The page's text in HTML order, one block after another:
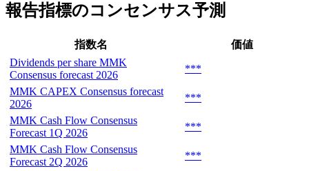
報告指標のコンセンサス予測
指数名
価値
Dividends per share MMK
Consensus forecast 2026
***
MMK CAPEX Consensus forecast
2026
***
MMK Cash Flow Consensus
Forecast 1Q 2026
***
MMK Cash Flow Consensus
Forecast 2Q 2026
***